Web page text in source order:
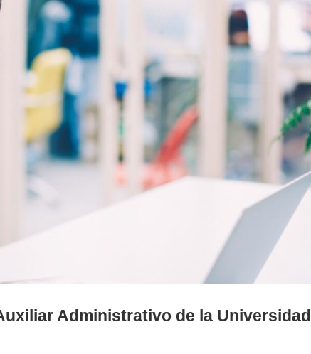
Administrativo de la Universidad